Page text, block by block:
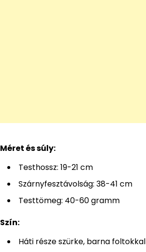
Méret és súly:
Testhossz: 19-21 cm
Szárnyfesztávolság: 38-41 cm
Testtömeg: 40-60 gramm
Szín:
Háti része szürke, barna foltokkal